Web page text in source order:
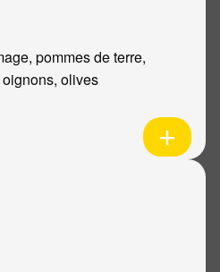
pommes de terre,
olives